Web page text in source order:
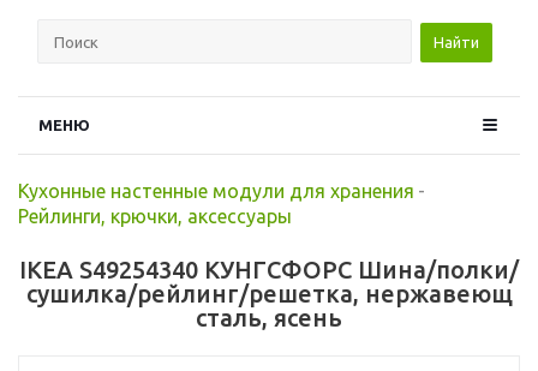
Найти
МЕНЮ
Кухонные настенные модули для хранения -
Рейлинги, крючки, аксессуары
IKEA S49254340 КУНГСФОРС Шина/полки/
сушилка/рейлинг/решетка, нержавеющ
сталь, ясень